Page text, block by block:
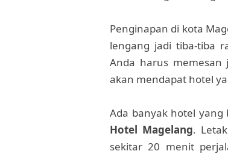
Penginapan di kota
lengang jadi tiba-tiba
Anda harus
akan mendapat hotel
Ada banyak hotel yang
Hotel Magelang.
sekitar 20 menit